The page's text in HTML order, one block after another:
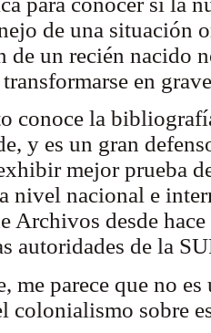
de una situación
de un recién nacido
transformarse en
conoce la
y es un gran
mejor prueba
nivel nacional e
Archivos desde
autoridades de la
me parece que no
colonialismo sobre